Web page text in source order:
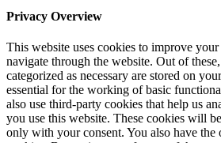
Privacy Overview
This website uses cookies to improve
navigate through the website. Out of
categorized as necessary are stored on
essential for the working of basic
also use third-party cookies that help us
you use this website. These cookies will
only with your consent. You also have the